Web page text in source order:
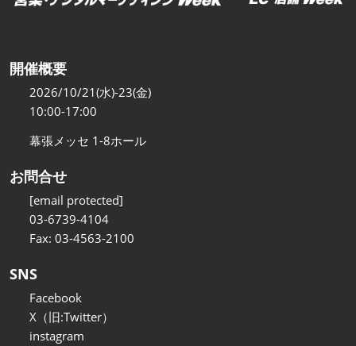
開催概要
2026/10/21(水)-23(金)
10:00-17:00
幕張メッセ 1-8ホール
お問合せ
[email protected]
03-6739-4104
Fax: 03-4563-2100
SNS
Facebook
X（旧:Twitter）
instagram